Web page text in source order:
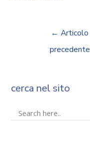
← Articolo
precedente
cerca nel sito